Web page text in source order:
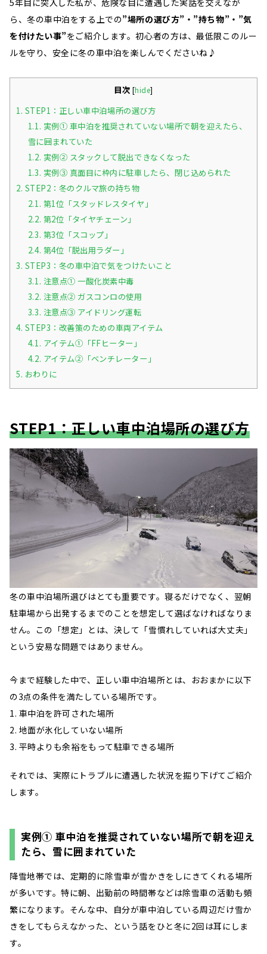
5年目に突入した私が、危険な目に遭遇した実話を交えなが
ら、冬の車中泊をする上での”場所の選び方”・”持ち物”・”気
を付けたい事”をご紹介します。初心者の方は、最低限このルー
ルを守り、安全に冬の車中泊を楽しんでくださいね♪
目次 [hide]
1. STEP1：正しい車中泊場所の選び方
1.1. 実例① 車中泊を推奨されていない場所で朝を迎えたら、
雪に囲まれていた
1.2. 実例② スタックして脱出できなくなった
1.3. 実例③ 真面目に枠内に駐車したら、閉じ込められた
2. STEP2：冬のクルマ旅の持ち物
2.1. 第1位「スタッドレスタイヤ」
2.2. 第2位「タイヤチェーン」
2.3. 第3位「スコップ」
2.4. 第4位「脱出用ラダー」
3. STEP3：冬の車中泊で気をつけたいこと
3.1. 注意点① 一酸化炭素中毒
3.2. 注意点② ガスコンロの使用
3.3. 注意点③ アイドリング運転
4. STEP3：改善策のための車両アイテム
4.1. アイテム①「FFヒーター」
4.2. アイテム②「ベンチレーター」
5. おわりに
STEP1：正しい車中泊場所の選び方
冬の車中泊場所選びはとても重要です。寝るだけでなく、翌朝
駐車場から出発するまでのことを想定して選ばなければなりま
せん。この「想定」とは、決して「雪慣れしていれば大丈夫」
という安易な問題ではありません。
今まで経験した中で、正しい車中泊場所とは、おおまかに以下
の3点の条件を満たしている場所です。
車中泊を許可された場所
地面が氷化していない場所
平時よりも余裕をもって駐車できる場所
それでは、実際にトラブルに遭遇した状況を掘り下げてご紹介
します。
実例① 車中泊を推奨されていない場所で朝を迎え
たら、雪に囲まれていた
降雪地帯では、定期的に除雪車が雪かきをしにきてくれる場所
が多いです。特に朝、出勤前の時間帯などは除雪車の活動も頻
繁になります。そんな中、自分が車中泊している周辺だけ雪か
きをしてもらえなかった、という話をひと冬に2回は耳にしま
す。